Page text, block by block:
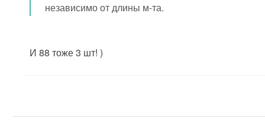
независимо от длины м-та.
И 88 тоже 3 шт! )